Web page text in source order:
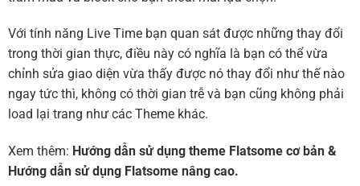
Với tính năng Live Time bạn quan sát được những thay đổi
trong thời gian thực, điều này có nghĩa là bạn có thể vừa
chỉnh sửa giao diện vừa thấy được nó thay đổi như thế nào
ngay tức thì, không có thời gian trễ và bạn cũng không phải
load lại trang như các Theme khác.
Xem thêm: Hướng dẫn sử dụng theme Flatsome cơ bản &
Hướng dẫn sử dụng Flatsome nâng cao.